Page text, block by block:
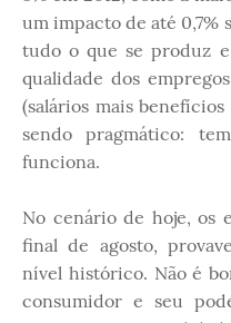
um impacto de até 0,7%
tudo o que se produz
qualidade dos
(salários mais
sendo pragmático:
funciona.
No cenário de hoje, os
final de agosto,
nível histórico. Não é
consumidor e seu